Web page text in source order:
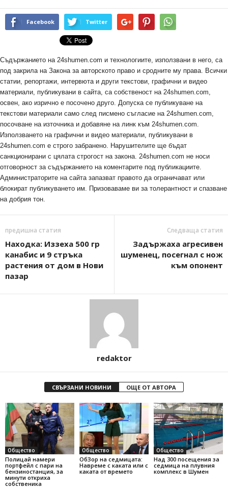
Facebook Twitter
Съдържанието на 24shumen.com и технологиите, използвани в него, са
под закрила на Закона за авторското право и сродните му права. Всички
статии, репортажи, интервюта и други текстови, графични и видео
материали, публикувани в сайта, са собственост на 24shumen.com,
освен, ако изрично е посочено друго. Допуска се публикуване на
текстови материали само след писмено съгласие на 24shumen.com,
посочване на източника и добавяне на линк към 24shumen.com.
Използването на графични и видео материали, публикувани в
24shumen.com е строго забранено. Нарушителите ще бъдат
санкционирани с цялата строгост на закона. 24shumen.com не носи
отговорност за съдържанието на коментарите под публикациите.
Администраторите на сайта запазват правото да ограничават или
блокират публикуването им. Призоваваме ви за толерантност и спазване
на добрия тон.
предишна статия
Находка: Иззеха 500 гр
канабис и 9 стръка
растения от дом в Нови
пазар
Следваща статия
Задържаха агресивен
шуменец, посегнал с нож
към опонент
redaktor
СВЪРЗАНИ НОВИНИ ОЩЕ ОТ АВТОРА
Общество
Полицай намери
портфейл с пари на
бензиностанция, за
минути откриха
собственика
Общество
ОбЗор на седмицата:
Навреме с каката или с
каката от времето
Общество
Над 300 посещения за
седмица на плувния
комплекс в Шумен